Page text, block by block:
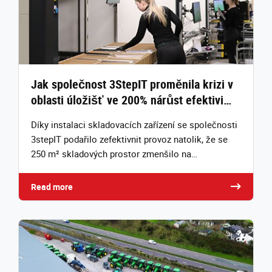
Jak společnost 3StepIT proměnila krizi v
oblasti úložišť ve 200% nárůst efektivi…
Díky instalaci skladovacích zařízení se společnosti
3stepIT podařilo zefektivnit provoz natolik, že se
250 m² skladových prostor zmenšilo na…
Read more